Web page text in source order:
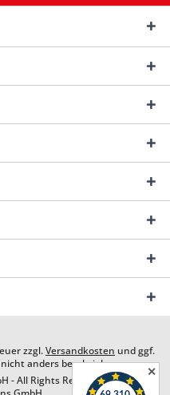
zzgl.Versandkosten und ggf.
anders beschrieben
All Rights Reserved. Design by
✕